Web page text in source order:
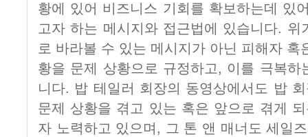
황에 있어 비즈니스 기회를 확보하는데 있
고자 하는 메시지와 접근법에 있습니다.
로 바라볼 수 있는 메시지가 아닌 피해자
황을 문제 상황으로 규정하고, 이를 극복
니다. 밥 테일러 회장의 동영상에서도 밥
문제 상황을 겪고 있는 혹은 앞으로 겪게
자 노력하고 있으며, 그 톤 앤 매너도 세일